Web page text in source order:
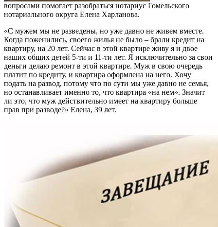
вопросами помогает разобраться нотариус Гомельского
нотариального округа Елена Харланова.
«С мужем мы не разведены, но уже давно не живем вместе.
Когда поженились, своего жилья не было – брали кредит на
квартиру, на 20 лет. Сейчас в этой квартире живу я и двое
наших общих детей 5-ти и 11-ти лет. Я исключительно за свои
деньги делаю ремонт в этой квартире. Муж в свою очередь
платит по кредиту, и квартира оформлена на него. Хочу
подать на развод, потому что по сути мы уже давно не семья,
но останавливает именно то, что квартира «на нем». Значит
ли это, что муж действительно имеет на квартиру больше
прав при разводе?» Елена, 39 лет.